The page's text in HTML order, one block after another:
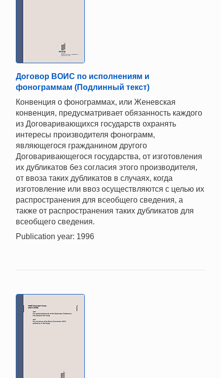
Договор ВОИС по исполнениям и
фонограммам (Подлинный текст)
Конвенция о фонограммах, или Женевская
конвенция, предусматривает обязанность каждого
из Договаривающихся государств охранять
интересы производителя фонограмм,
являющегося гражданином другого
Договаривающегося государства, от изготовления
их дубликатов без согласия этого производителя,
от ввоза таких дубликатов в случаях, когда
изготовление или ввоз осуществляются с целью их
распространения для всеобщего сведения, а
также от распространения таких дубликатов для
всеобщего сведения.
Publication year: 1996